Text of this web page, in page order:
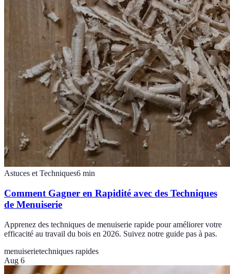
Astuces et Techniques6 min
Comment Gagner en Rapidité avec des Techniques
de Menuiserie
Apprenez des techniques de menuiserie rapide pour améliorer votre
efficacité au travail du bois en 2026. Suivez notre guide pas à pas.
menuiserietechniques rapides
Aug 6